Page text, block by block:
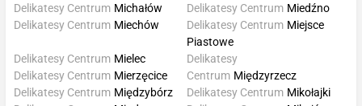
Delikatesy Centrum Michałów
Delikatesy Centrum Miechów
Delikatesy Centrum Miedźno
Delikatesy Centrum Miejsce
Piastowe
Delikatesy Centrum Mielec
Delikatesy Centrum Mierzęcice
Delikatesy Centrum Międzybórz
Delikatesy
Centrum Międzyrzecz
Delikatesy Centrum Mikołajki